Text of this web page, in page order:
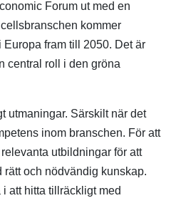
Forum ut med en
kommer
fram till 2050. Det är
central roll i den gröna
utmaningar. Särskilt när det
inom branschen. För att
utbildningar för att
rätt och nödvändig kunskap.
att hitta tillräckligt med